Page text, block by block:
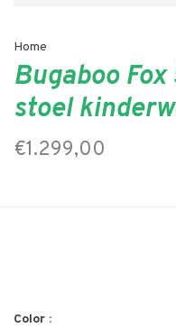
Home
Bugaboo
stoel
€1.299,00
Color :